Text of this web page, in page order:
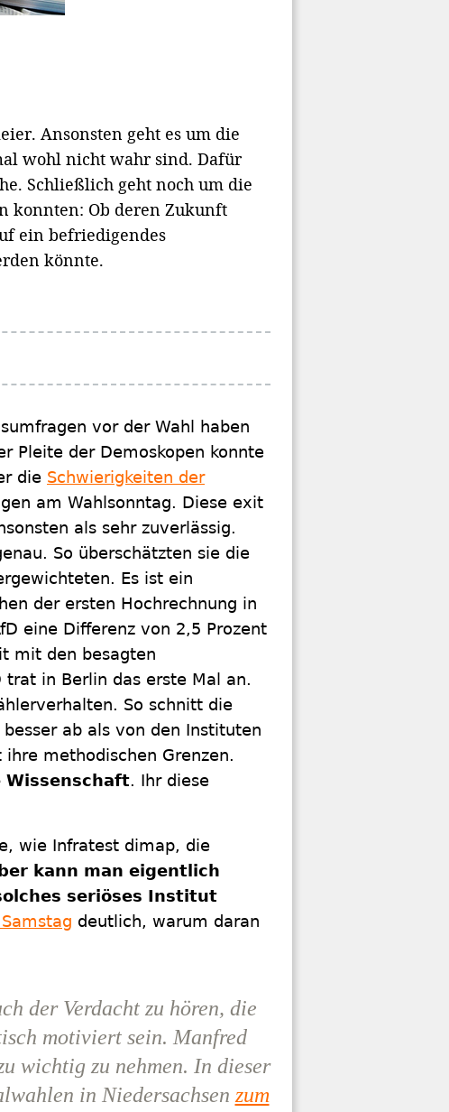
Ansonsten geht es um die
wohl nicht wahr sind. Dafür
Schließlich geht noch um die
konnten: Ob deren Zukunft
ein befriedigendes
könnte.
vor der Wahl haben
Pleite der Demoskopen konnte
die Schwierigkeiten der
am Wahlsonntag. Diese exit
als sehr zuverlässig.
So überschätzten sie die
Es ist ein
der ersten Hochrechnung in
eine Differenz von 2,5 Prozent
mit den besagten
trat in Berlin das erste Mal an.
So schnitt die
ab als von den Instituten
methodischen Grenzen.
Wissenschaft. Ihr diese
wie Infratest dimap, die
kann man eigentlich
seriöses Institut
deutlich, warum daran
der Verdacht zu hören, die
motiviert sein. Manfred
wichtig zu nehmen. In dieser
in Niedersachsenzum